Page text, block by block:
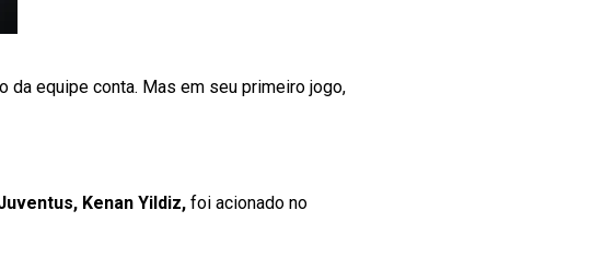
da equipe conta. Mas em seu primeiro jogo,
Kenan Yildiz, foi acionado no